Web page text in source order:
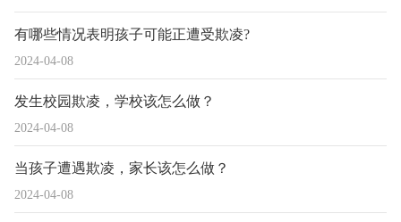
2024-04-08
有哪些情况表明孩子可能正遭受欺凌?
2024-04-08
发生校园欺凌，学校该怎么做？
2024-04-08
当孩子遭遇欺凌，家长该怎么做？